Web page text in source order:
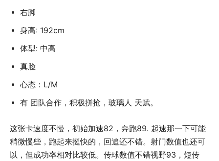
右脚
身高: 192cm
体型: 中高
真脸
心态：L/M
有 团队合作，积极拼抢，玻璃人 天赋。
这张卡速度不慢，初始加速82，奔跑89. 起速那一下可能
稍微慢些，跑起来挺快的，回追还不错。射门数值也还可
以，但成功率相对比较低。传球数值不错视野93，短传